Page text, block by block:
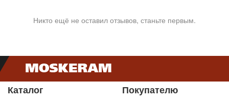
Никто ещё не оставил отзывов, станьте первым.
Каталог Покупателю